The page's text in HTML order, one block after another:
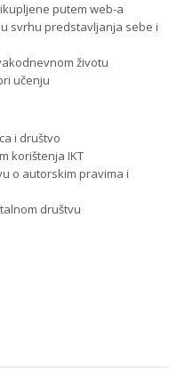
putem web-a
svrhu predstavljanja sebe i
životu
učenju
i društvo
korištenja IKT
o autorskim pravima i
društvu